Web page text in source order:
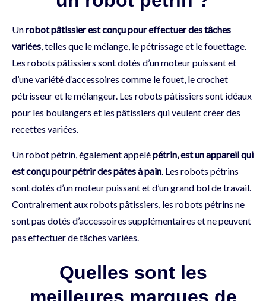
Unrobot pâtissier est conçu pour effectuer des tâches
variées , telles que le mélange, le pétrissage et le fouettage.
Les robots pâtissiers sont dotés d’un moteur puissant et
d’une variété d’accessoires comme le fouet, le crochet
pétrisseur et le mélangeur. Les robots pâtissiers sont idéaux
pour les boulangers et les pâtissiers qui veulent créer des
recettes variées.
Un robot pétrin, également appelépétrin, est un appareil qui
est conçu pour pétrir des pâtes à pain . Les robots pétrins
sont dotés d’un moteur puissant et d’un grand bol de travail.
Contrairement aux robots pâtissiers, les robots pétrins ne
sont pas dotés d’accessoires supplémentaires et ne peuvent
pas effectuer de tâches variées.
Quelles sont les
meilleures marques de